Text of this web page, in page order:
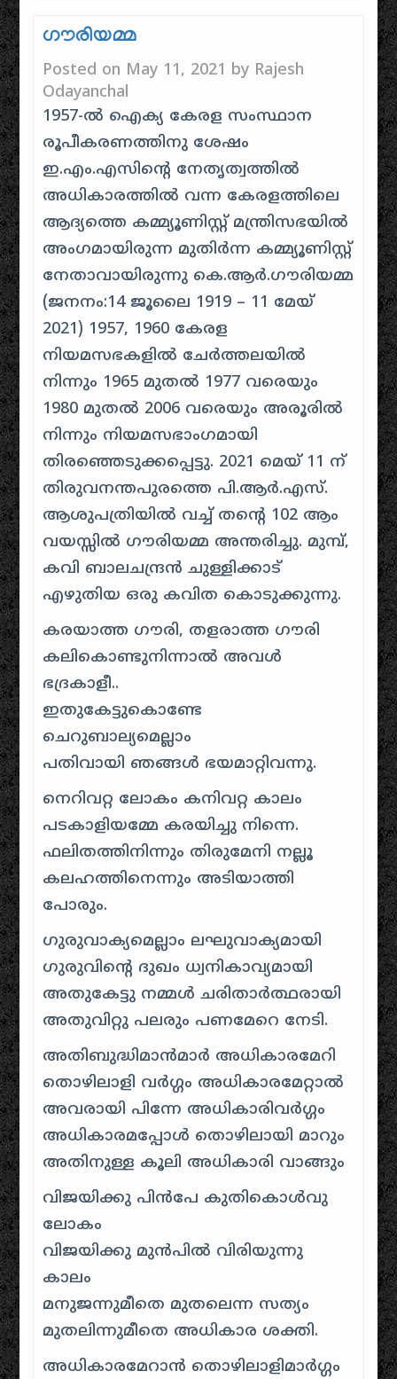
ഗൗരിയമ്മ
Posted on May 11, 2021 by Rajesh
Odayanchal
1957-ൽ ഐക്യ കേരള സംസ്ഥാന
രൂപീകരണത്തിനു ശേഷം
ഇ.എം.എസിൻ്റെ നേതൃത്വത്തിൽ
അധികാരത്തിൽ വന്ന കേരളത്തിലെ
ആദ്യത്തെ കമ്മ്യൂണിസ്റ്റ് മന്ത്രിസഭയിൽ
അംഗമായിരുന്ന മുതിർന്ന കമ്മ്യൂണിസ്റ്റ്
നേതാവായിരുന്നു കെ.ആർ.ഗൗരിയമ്മ
(ജനനം:14 ജൂലൈ 1919 – 11 മേയ്
2021) 1957, 1960 കേരള
നിയമസഭകളിൽ ചേർത്തലയിൽ
നിന്നും 1965 മുതൽ 1977 വരെയും
1980 മുതൽ 2006 വരെയും അരൂരിൽ
നിന്നും നിയമസഭാംഗമായി
തിരഞ്ഞെടുക്കപ്പെട്ടു. 2021 മെയ് 11 ന്
തിരുവനന്തപുരത്തെ പി.ആർ.എസ്.
ആശുപത്രിയിൽ വച്ച് തന്റെ 102 ആം
വയസ്സിൽ ഗൗരിയമ്മ അന്തരിച്ചു. മുമ്പ്,
കവി ബാലചന്ദ്രൻ ചുള്ളിക്കാട്
എഴുതിയ ഒരു കവിത കൊടുക്കുന്നു.
കരയാത്ത ഗൗരി, തളരാത്ത ഗൗരി
കലികൊണ്ടുനിന്നാല്‍ അവള്‍
ഭദ്രകാളീ..
ഇതുകേട്ടുകൊണ്ടേ
ചെറുബാല്യമെല്ലാം
പതിവായി ഞങ്ങള്‍ ഭയമാറ്റിവന്നു.
നെറിവറ്റ ലോകം കനിവറ്റ കാലം
പടകാളിയമ്മേ കരയിച്ചു നിന്നെ.
ഫലിതത്തിനിന്നും തിരുമേനി നല്ലൂ
കലഹത്തിനെന്നും അടിയാത്തി
പോരും.
ഗുരുവാക്യമെല്ലാം ലഘുവാക്യമായി
ഗുരുവിന്റെ ദുഖം ധ്വനികാവ്യമായി
അതുകേട്ടു നമ്മള്‍ ചരിതാര്‍ത്ഥരായി
അതുവിറ്റു പലരും പണമേറെ നേടി.
അതിബുദ്ധിമാന്‍മാര്‍ അധികാരമേറി
തൊഴിലാളി വര്‍ഗ്ഗം അധികാരമേറ്റാല്‍
അവരായി പിന്നേ അധികാരിവര്‍ഗ്ഗം
അധികാരമപ്പോള്‍ തൊഴിലായി മാറും
അതിനുള്ള കൂലി അധികാരി വാങ്ങും
വിജയിക്കു പിന്‍പേ കുതികൊള്‍വു
ലോകം
വിജയിക്കു മുന്‍പില്‍ വിരിയുന്നു
കാലം
മനുജന്നുമീതെ മുതലെന്ന സത്യം
മുതലിന്നുമീതെ അധികാര ശക്തി.
അധികാരമേറാന്‍ തൊഴിലാളിമാര്‍ഗ്ഗം